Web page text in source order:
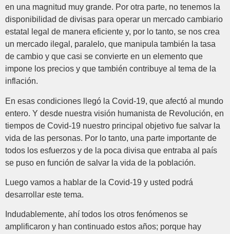
en una magnitud muy grande. Por otra parte, no tenemos la
disponibilidad de divisas para operar un mercado cambiario
estatal legal de manera eficiente y, por lo tanto, se nos crea
un mercado ilegal, paralelo, que manipula también la tasa
de cambio y que casi se convierte en un elemento que
impone los precios y que también contribuye al tema de la
inflación.
En esas condiciones llegó la Covid-19, que afectó al mundo
entero. Y desde nuestra visión humanista de Revolución, en
tiempos de Covid-19 nuestro principal objetivo fue salvar la
vida de las personas. Por lo tanto, una parte importante de
todos los esfuerzos y de la poca divisa que entraba al país
se puso en función de salvar la vida de la población.
Luego vamos a hablar de la Covid-19 y usted podrá
desarrollar este tema.
Indudablemente, ahí todos los otros fenómenos se
amplificaron y han continuado estos años; porque hay